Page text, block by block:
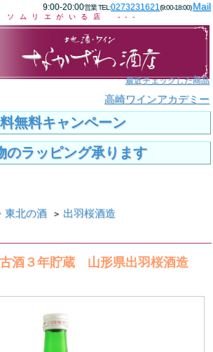
9:00-20:00営業 TEL:0273231621(9:00-18:00)Mail
ムリエがいる店 ---
最近チェックした商品
高崎ワインアカデミー
無料キャンペーン
のラッピング承ります
東北の酒 > 出羽桜酒造
酒３年貯蔵 山形県出羽桜酒造